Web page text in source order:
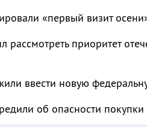
«первый визит
рассмотреть приоритет
ввести новую
об опасности